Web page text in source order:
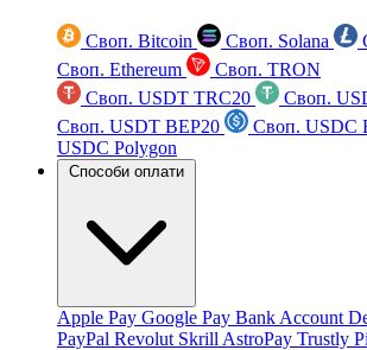
Своп. Bitcoin Своп. Solana
Своп. Ethereum
Своп. TRON
Своп. USDT TRC20
Своп.
Своп. USDT BEP20
Своп. USDC
USDC Polygon
Способи оплати
Apple Pay Google Pay Bank Account
PayPal Revolut Skrill AstroPay Trustly